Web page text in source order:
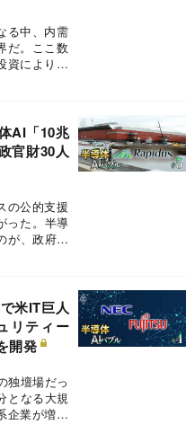
る中、内需
だ。ここ数
資により絶
い成長が
AI「10兆
官財30人
の公的支援
った。半導
が、政府が
的支援」
米IT巨人
リティー
開発
独壇場だっ
となる大規
企業が増え
企業の後